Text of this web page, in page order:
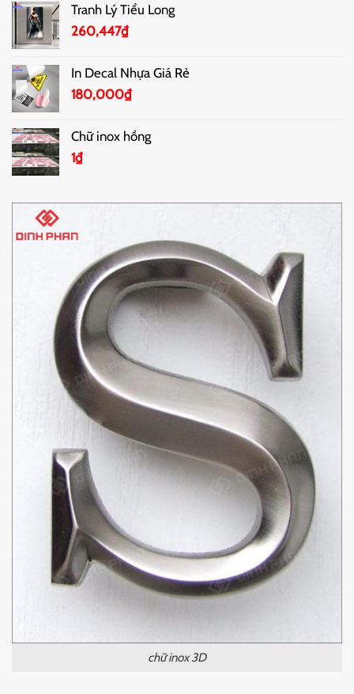
Tranh Lý Tiểu Long
260,447₫
In Decal Nhựa Giá Rẻ
180,000₫
Chữ inox hồng
1₫
chữ inox 3D